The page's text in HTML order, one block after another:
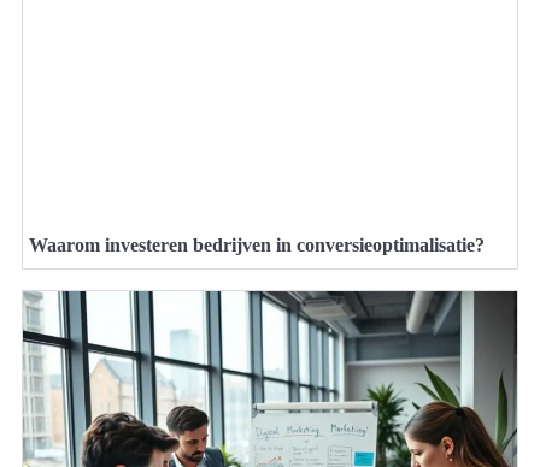
Waarom investeren bedrijven in conversieoptimalisatie?